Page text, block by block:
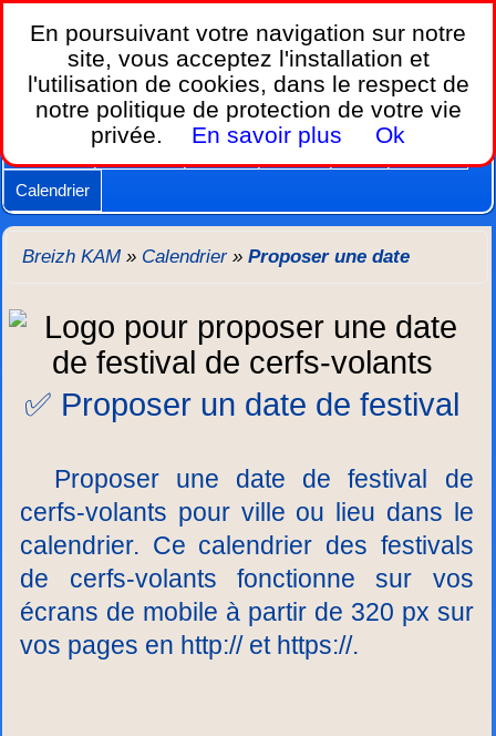
Breizh KAM,
le calendrier des festivals de cerfs-volants.
Home Lois et règles Cerfs-volants Nacelles
Supports Vidéos Autres Agenda
Calendrier
Breizh KAM » Calendrier»Proposer une date
✅ Proposer un date de festival
Proposer une date de festival de
cerfs-volants pour ville ou lieu dans le
calendrier. Ce calendrier des festivals
de cerfs-volants fonctionne sur vos
écrans de mobile à partir de 320 px sur
vos pages en http:// et https://.
En poursuivant votre navigation sur notre
site, vous acceptez l'installation et
l'utilisation de cookies, dans le respect de
notre politique de protection de votre vie
privée.
En savoir plus Ok